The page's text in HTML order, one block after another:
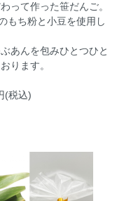
って作った笹だんご。
もち粉と小豆を使用し
あんを包みひとつひと
ります。
(税込)